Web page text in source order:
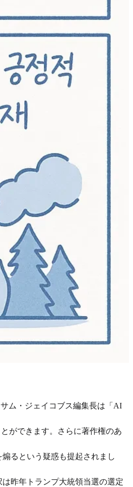
ム・ジェイコブス編集長は「AI
ができます。さらに著作権のあ
るという疑惑も提起されまし
昨年トランプ大統領当選の選定